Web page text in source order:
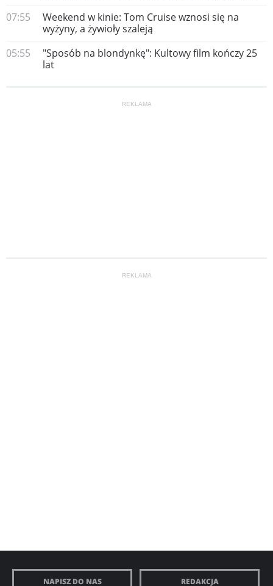
07:55
Weekend w kinie: Tom Cruise wznosi się na
wyżyny, a żywioły szaleją
05:55
"Sposób na blondynkę": Kultowy film kończy 25
lat
REKLAMA
REKLAMA
NAPISZ DO NAS REDAKCJA